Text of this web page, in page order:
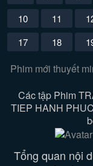
10
11
17
18
Phim mới thuyết
Các tập Phim
TIEP HANH
Tổng quan nội